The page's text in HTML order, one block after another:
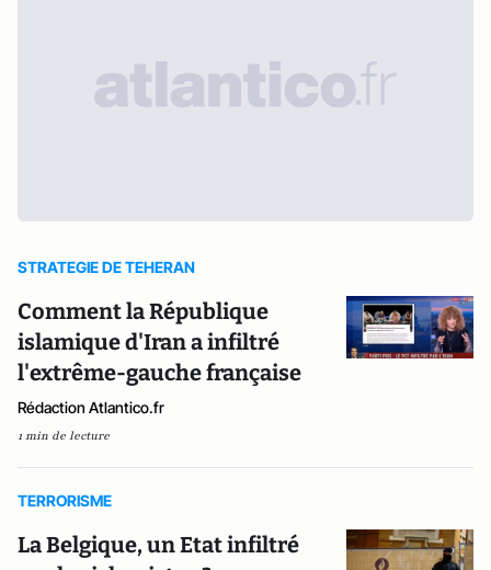
STRATEGIE DE TEHERAN
Comment la République
islamique d'Iran a infiltré
l'extrême-gauche française
Rédaction Atlantico.fr
1 min de lecture
TERRORISME
La Belgique, un Etat infiltré